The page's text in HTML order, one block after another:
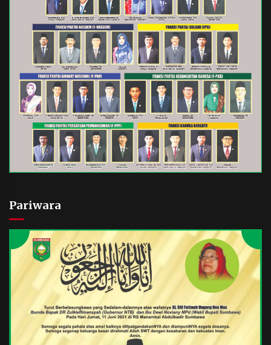
Pariwara